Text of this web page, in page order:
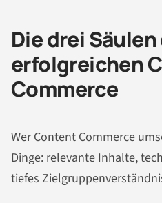
Die drei Säulen
erfolgreichen
Commerce
Wer Content Commerce
Dinge: relevante Inhalte,
tiefes